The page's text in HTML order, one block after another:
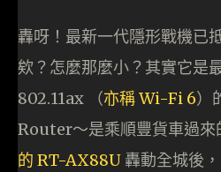
轟呀！最新一代隱形戰機已
欸？怎麼那麼小？其實它是
802.11ax （亦稱 Wi-Fi 6）
Router～是乘順豐貨車過
的 RT-AX88U轟動全城後